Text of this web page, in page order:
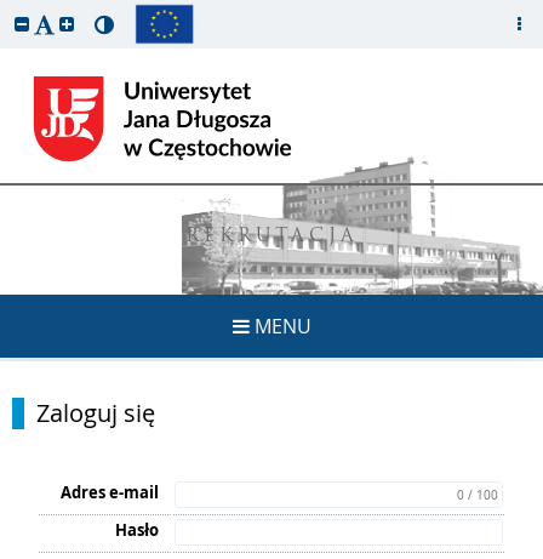
REKRUTACJA
MENU
Zaloguj się
Adres e-mail 0 / 100
Hasło